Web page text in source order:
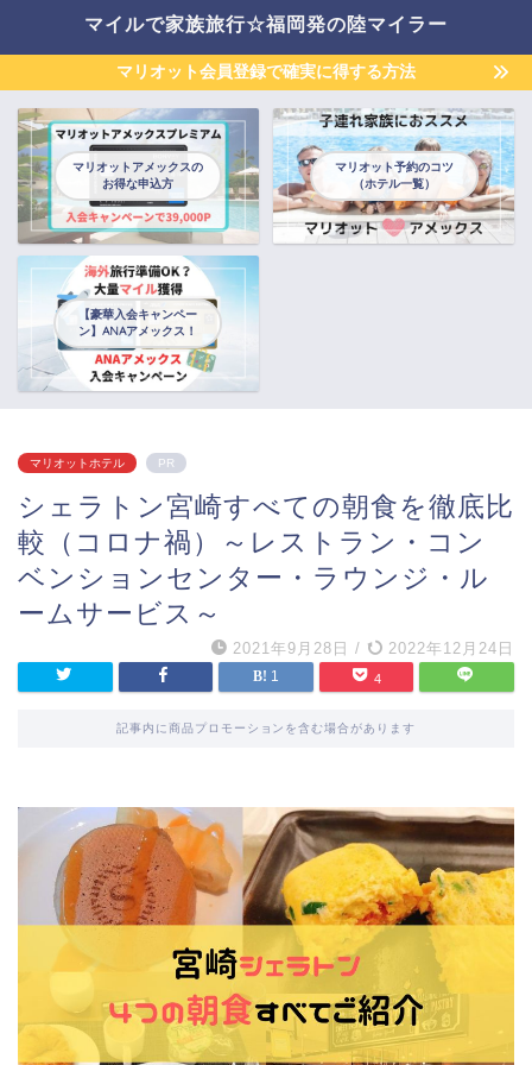
マイルで家族旅行☆福岡発の陸マイラー
マリオット会員登録で確実に得する方法
マリオットアメックスの
お得な申込方
マリオット予約のコツ
（ホテル一覧）
【豪華入会キャンペー
ン】ANAアメックス！
マリオットホテル PR
シェラトン宮崎すべての朝食を徹底比
較（コロナ禍）～レストラン・コン
ベンションセンター・ラウンジ・ル
ームサービス～
2021年9月28日 / 2022年12月24日
1 4
記事内に商品プロモーションを含む場合があります